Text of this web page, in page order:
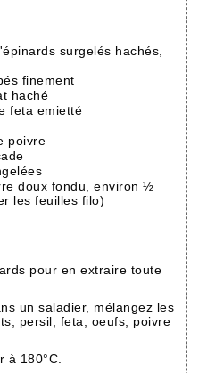
surgelés hachés,
finement
haché
feta emietté
poivre
doux fondu, environ ½
les feuilles filo)
pour en extraire toute
un saladier, mélangez les
persil, feta, oeufs, poivre
à 180°C.